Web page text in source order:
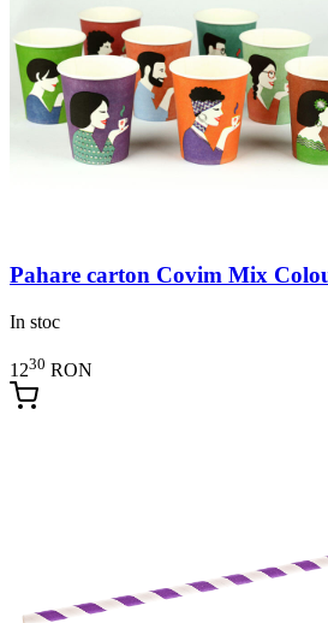
Pahare carton Covim Mix
In stoc
1230 RON